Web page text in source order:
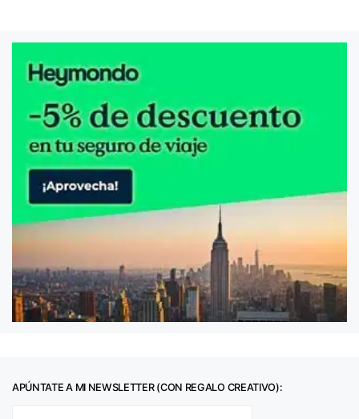
APÚNTATE A MI NEWSLETTER (CON REGALO CREATIVO):